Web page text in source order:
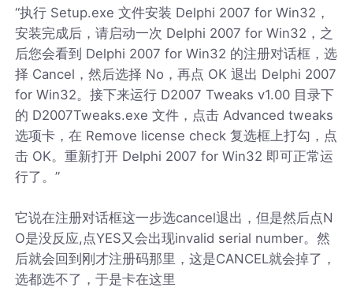
“执行 Setup.exe 文件安装 Delphi 2007 for Win32，
安装完成后，请启动一次 Delphi 2007 for Win32，之
后您会看到 Delphi 2007 for Win32 的注册对话框，选
择 Cancel，然后选择 No，再点 OK 退出 Delphi 2007
for Win32。接下来运行 D2007 Tweaks v1.00 目录下
的 D2007Tweaks.exe 文件，点击 Advanced tweaks
选项卡，在 Remove license check 复选框上打勾，点
击 OK。重新打开 Delphi 2007 for Win32 即可正常运
行了。”
它说在注册对话框这一步选cancel退出，但是然后点N
O是没反应,点YES又会出现invalid serial number。然
后就会回到刚才注册码那里，这是CANCEL就会掉了，
选都选不了，于是卡在这里